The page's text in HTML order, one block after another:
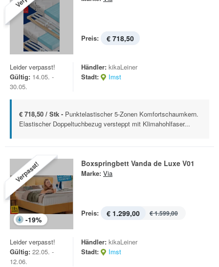
Preis: € 718,50
Leider verpasst!
Gültig: 14.05. -
30.05.
Händler: kikaLeiner
Stadt:
Imst
€ 718,50 / Stk - Punktelastischer 5-Zonen Komfortschaumkern.
Elastischer Doppeltuchbezug versteppt mit Klimahohlfaser...
Verpasst!
-19%
Boxspringbett Vanda de Luxe V01
Marke: Via
Preis: € 1.299,00 € 1.599,00
Leider verpasst!
Gültig: 22.05. -
12.06.
Händler: kikaLeiner
Stadt:
Imst